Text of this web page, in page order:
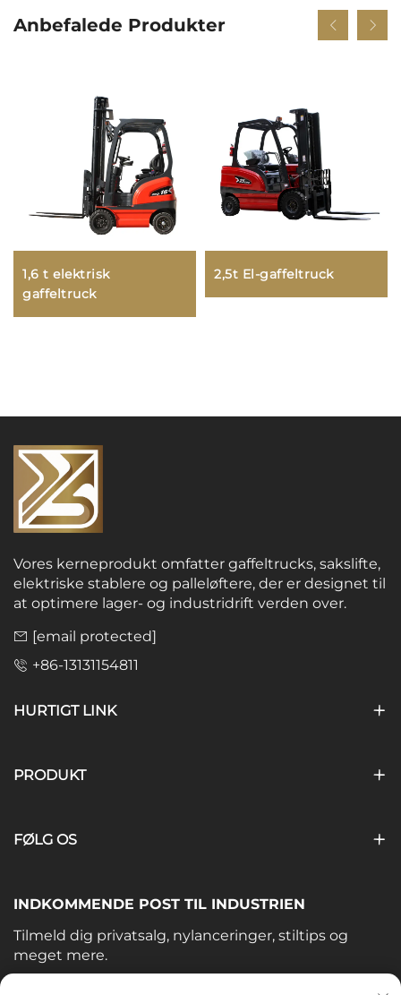
Anbefalede Produkter
1,6 t elektrisk
gaffeltruck
2,5t El-gaffeltruck
Vores kerneprodukt omfatter gaffeltrucks, sakslifte,
elektriske stablere og palleløftere, der er designet til
at optimere lager- og industridrift verden over.
[email protected]
+86-13131154811
HURTIGT LINK
PRODUKT
FØLG OS
INDKOMMENDE POST TIL INDUSTRIEN
Tilmeld dig privatsalg, nylanceringer, stiltips og
meget mere.